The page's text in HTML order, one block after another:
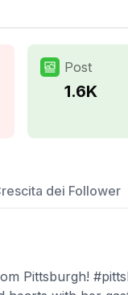
Post
1.6K
dei Follower
Pittsburgh!